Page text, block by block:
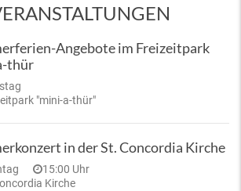
Angebote im Freizeitpark
thür
"mini-a-thür"
in der St. Concordia Kirche
15:00 Uhr
Kirche